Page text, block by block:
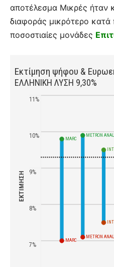
αποτέλεσμα Μικρές ήταν
διαφοράς μικρότερο κατά
ποσοστιαίες μονάδες